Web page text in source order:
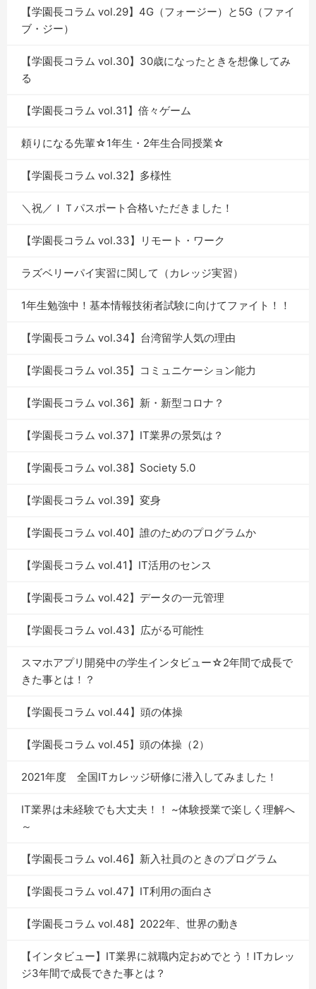
【学園長コラム vol.29】4G（フォージー）と5G（ファイ
ブ・ジー）
【学園長コラム vol.30】30歳になったときを想像してみ
る
【学園長コラム vol.31】倍々ゲーム
頼りになる先輩☆1年生・2年生合同授業☆
【学園長コラム vol.32】多様性
＼祝／ＩＴパスポート合格いただきました！
【学園長コラム vol.33】リモート・ワーク
ラズベリーパイ実習に関して（カレッジ実習）
1年生勉強中！基本情報技術者試験に向けてファイト！！
【学園長コラム vol.34】台湾留学人気の理由
【学園長コラム vol.35】コミュニケーション能力
【学園長コラム vol.36】新・新型コロナ？
【学園長コラム vol.37】IT業界の景気は？
【学園長コラム vol.38】Society 5.0
【学園長コラム vol.39】変身
【学園長コラム vol.40】誰のためのプログラムか
【学園長コラム vol.41】IT活用のセンス
【学園長コラム vol.42】データの一元管理
【学園長コラム vol.43】広がる可能性
スマホアプリ開発中の学生インタビュー☆2年間で成長で
きた事とは！？
【学園長コラム vol.44】頭の体操
【学園長コラム vol.45】頭の体操（2）
2021年度 全国ITカレッジ研修に潜入してみました！
IT業界は未経験でも大丈夫！！ ~体験授業で楽しく理解へ
～
【学園長コラム vol.46】新入社員のときのプログラム
【学園長コラム vol.47】IT利用の面白さ
【学園長コラム vol.48】2022年、世界の動き
【インタビュー】IT業界に就職内定おめでとう！ITカレッ
ジ3年間で成長できた事とは？